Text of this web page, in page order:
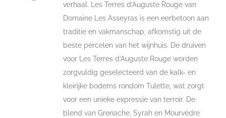
verhaal. Les Terres d’Auguste Rouge van
Domaine Les Asseyras is een eerbetoon aan
traditie en vakmanschap, afkomstig uit de
beste percelen van het wijnhuis. De druiven
voor Les Terres d’Auguste Rouge worden
zorgvuldig geselecteerd van de kalk- en
kleirijke bodems rondom Tulette, wat zorgt
voor een unieke expressie van terroir. De
blend van Grenache, Syrah en Mourvèdre